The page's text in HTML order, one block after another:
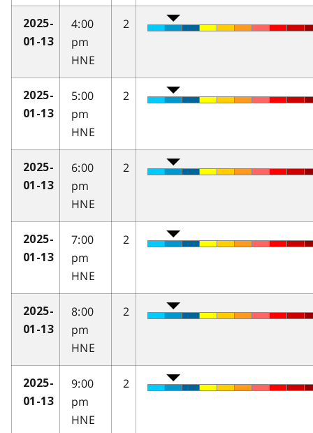
2025-
01-13
4:00
pm
HNE
2
2025-
01-13
5:00
pm
HNE
2
2025-
01-13
6:00
pm
HNE
2
2025-
01-13
7:00
pm
HNE
2
2025-
01-13
8:00
pm
HNE
2
2025-
01-13
9:00
pm
HNE
2